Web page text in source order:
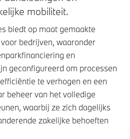
mobiliteit.
biedt op maat gemaakte
bedrijven, waaronder
en
geconfigureerd om processen
te verhogen en een
beheer van het volledige
waarbij ze zich dagelijks
zakelijke behoeften